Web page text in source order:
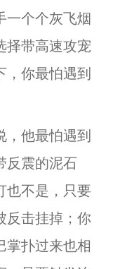
一个个灰飞烟
择带高速攻宠
，你最怕遇到
他最怕遇到
反震的泥石
也不是，只要
反击挂掉；你
掌扑过来也相